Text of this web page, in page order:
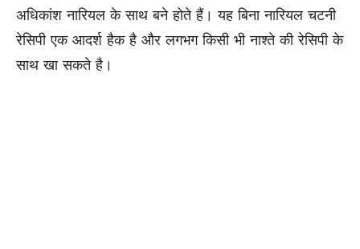
अधिकांश नारियल के साथ बने होते हैं। यह बिना नारियल चटनी
रेसिपी एक आदर्श हैक है और लगभग किसी भी नाश्ते की रेसिपी के
साथ खा सकते है।